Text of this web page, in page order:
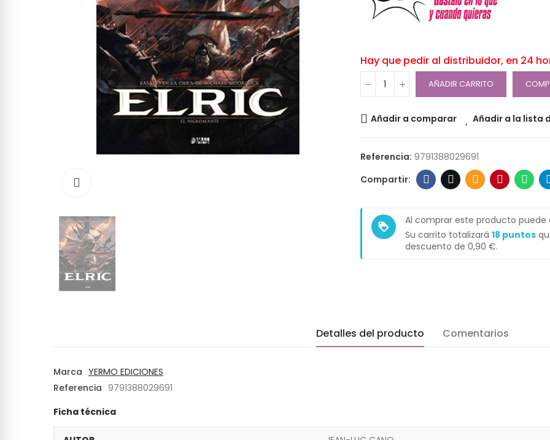
Hay que pedir al distribuidor, en 24
AÑADIR CARRITO
Añadir a comparar Añadir a la lista
Referencia: 9791388029691
loyalty
Al comprar este producto puede
Su carrito totalizará 18 puntos
descuento de 0,90 €.
Detalles del producto Comentarios
Marca YERMO EDICIONES
Referencia 9791388029691
Ficha técnica